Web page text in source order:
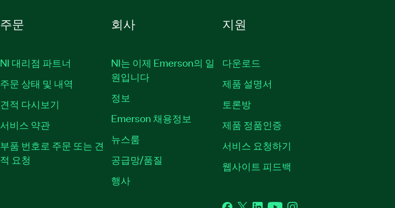
주문
NI 대리점 파트너
주문 상태 및 내역
견적 다시보기
서비스 약관
부품 번호로 주문 또는 견
적 요청
회사
NI는 이제 Emerson의 일
원입니다
정보
Emerson 채용정보
뉴스룸
공급망/품질
행사
지원
다운로드
제품 설명서
토론방
제품 정품인증
서비스 요청하기
웹사이트 피드백